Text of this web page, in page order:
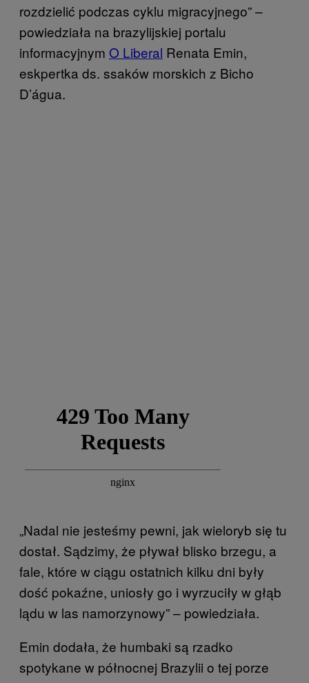
rozdzielić podczas cyklu migracyjnego” –
powiedziała na brazylijskiej portalu
informacyjnym O Liberal Renata Emin,
eskpertka ds. ssaków morskich z Bicho
D’água.
„Nadal nie jesteśmy pewni, jak wieloryb się tu
dostał. Sądzimy, że pływał blisko brzegu, a
fale, które w ciągu ostatnich kilku dni były
dość pokaźne, uniosły go i wyrzuciły w głąb
lądu w las namorzynowy” – powiedziała.
Emin dodała, że humbaki są rzadko
spotykane w północnej Brazylii o tej porze